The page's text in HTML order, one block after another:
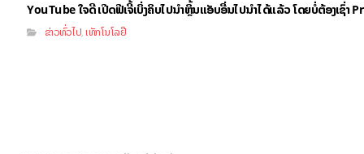
YouTube ໃຈດີ ເປີດຟີເຈີ້ເບິ່ງຄິບໄປນຳຫຼິ້ນແອັບອື່ນໄປນຳໄດ້ແລ້ວ ໂດຍບໍ່ຕ້ອງເຊົ່າ
ຂ່າວທົ່ວໄປ ,ເທັກໂນໂລຢີ